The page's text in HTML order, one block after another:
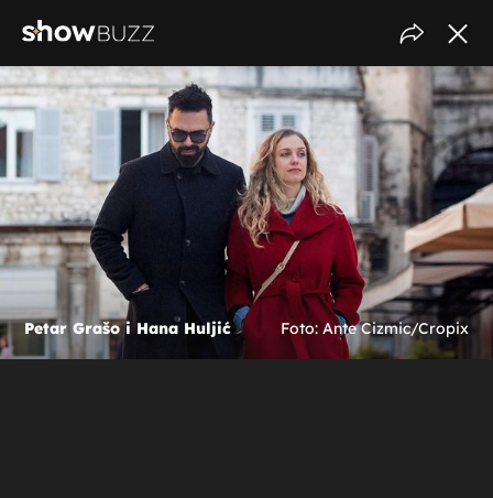
Petar Grašo i Hana Huljić Foto: Ante Cizmic/Cropix